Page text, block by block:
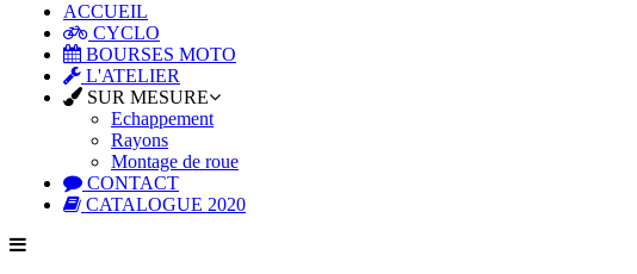
ACCUEIL
CYCLO
BOURSES MOTO
L'ATELIER
SUR MESURE
Echappement
Rayons
Montage de roue
CONTACT
CATALOGUE 2020